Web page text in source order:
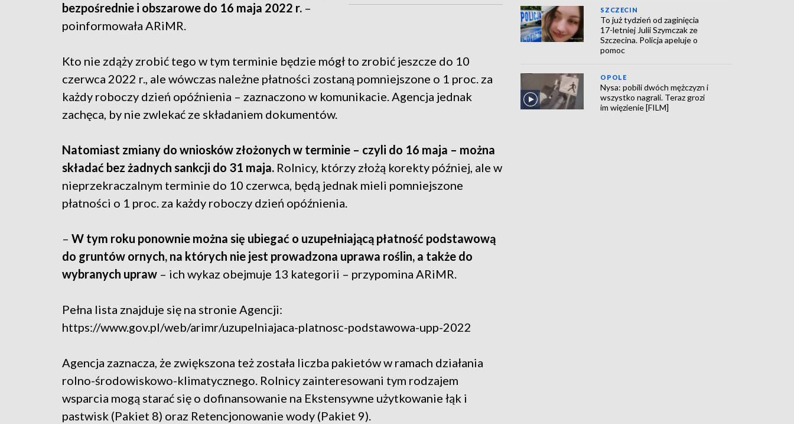
bezpośrednie i obszarowe do 16 maja 2022 r. –
poinformowała ARiMR.
Kto nie zdąży zrobić tego w tym terminie będzie mógł to zrobić jeszcze do 10
czerwca 2022 r., ale wówczas należne płatności zostaną pomniejszone o 1 proc. za
każdy roboczy dzień opóźnienia – zaznaczono w komunikacie. Agencja jednak
zachęca, by nie zwlekać ze składaniem dokumentów.
Natomiast zmiany do wniosków złożonych w terminie – czyli do 16 maja – można
składać bez żadnych sankcji do 31 maja. Rolnicy, którzy złożą korekty później, ale w
nieprzekraczalnym terminie do 10 czerwca, będą jednak mieli pomniejszone
płatności o 1 proc. za każdy roboczy dzień opóźnienia.
– W tym roku ponownie można się ubiegać o uzupełniającą płatność podstawową
do gruntów ornych, na których nie jest prowadzona uprawa roślin, a także do
wybranych upraw – ich wykaz obejmuje 13 kategorii – przypomina ARiMR.
Pełna lista znajduje się na stronie Agencji:
https://www.gov.pl/web/arimr/uzupelniajaca-platnosc-podstawowa-upp-2022
Agencja zaznacza, że zwiększona też została liczba pakietów w ramach działania
rolno-środowiskowo-klimatycznego. Rolnicy zainteresowani tym rodzajem
wsparcia mogą starać się o dofinansowanie na Ekstensywne użytkowanie łąk i
pastwisk (Pakiet 8) oraz Retencjonowanie wody (Pakiet 9).
SZCZECIN
To już tydzień od zaginięcia
17-letniej Julii Szymczak ze
Szczecina. Policja apeluje o
pomoc
OPOLE
Nysa: pobili dwóch mężczyzn i
wszystko nagrali. Teraz grozi
im więzienie [FILM]